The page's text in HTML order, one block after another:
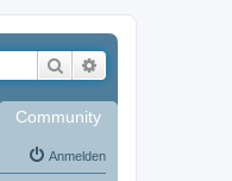
Suche
Community
Anmelden